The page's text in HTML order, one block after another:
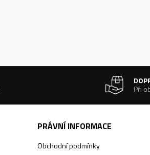
Při
PRÁVNÍ INFORMACE
Obchodní podmínky